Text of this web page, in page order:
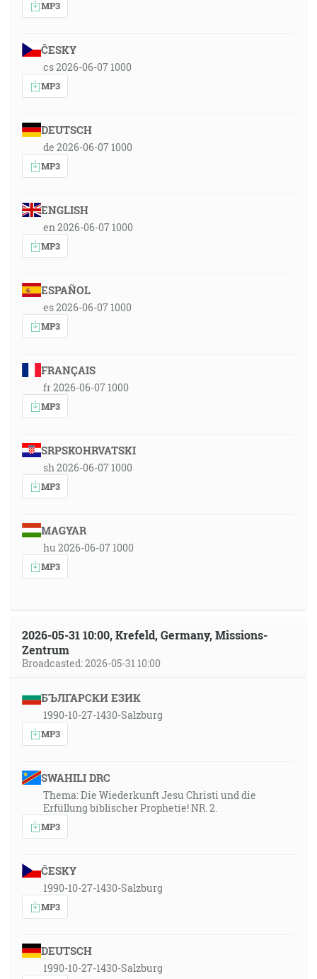
MP3
ČESKY
cs 2026-06-07 1000
MP3
DEUTSCH
de 2026-06-07 1000
MP3
ENGLISH
en 2026-06-07 1000
MP3
ESPAÑOL
es 2026-06-07 1000
MP3
FRANÇAIS
fr 2026-06-07 1000
MP3
SRPSKOHRVATSKI
sh 2026-06-07 1000
MP3
MAGYAR
hu 2026-06-07 1000
MP3
2026-05-31 10:00, Krefeld, Germany, Missions-
Zentrum
Broadcasted: 2026-05-31 10:00
БЪЛГАРСКИ ЕЗИК
1990-10-27-1430-Salzburg
MP3
SWAHILI DRC
Thema: Die Wiederkunft Jesu Christi und die
Erfüllung biblischer Prophetie! NR. 2.
MP3
ČESKY
1990-10-27-1430-Salzburg
MP3
DEUTSCH
1990-10-27-1430-Salzburg